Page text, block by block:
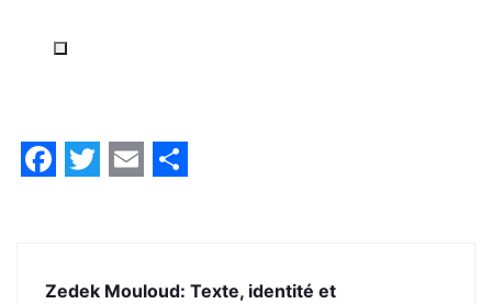
Zedek Mouloud: Texte, identité et